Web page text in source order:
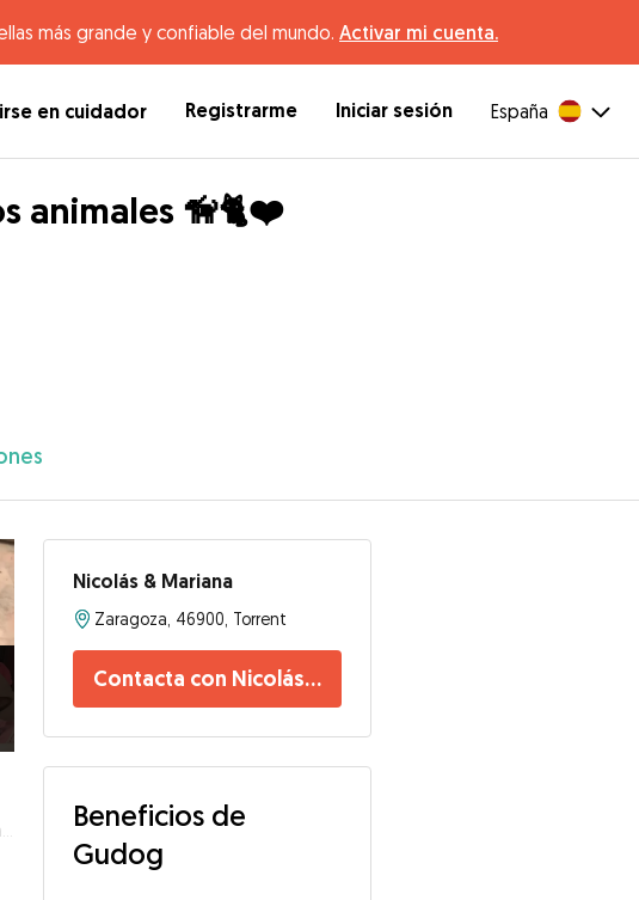
más grande y confiable del mundo. Activar mi cuenta.
en cuidador Registrarme Iniciar sesión España
animales 🦮🐈❤️
Nicolás & Mariana
Zaragoza, 46900, Torrent
Contacta con Nicolás & Mariana
Beneficios de
Gudog